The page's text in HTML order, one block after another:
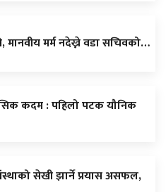
मानवीय मर्म नदेख्ने वडा सचिवको…
कदम : पहिलो पटक यौनिक
संस्थाको सेखी झार्ने प्रयास असफल,